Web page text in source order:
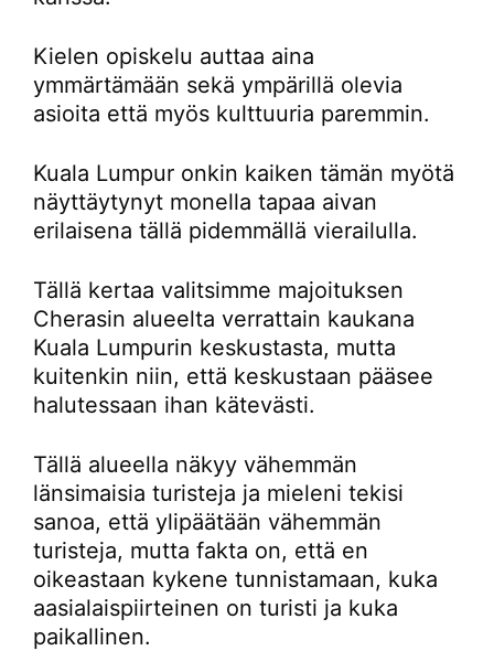
Kielen opiskelu auttaa aina
ymmärtämään sekä ympärillä olevia
asioita että myös kulttuuria paremmin.
Kuala Lumpur onkin kaiken tämän myötä
näyttäytynyt monella tapaa aivan
erilaisena tällä pidemmällä vierailulla.
Tällä kertaa valitsimme majoituksen
Cherasin alueelta verrattain kaukana
Kuala Lumpurin keskustasta, mutta
kuitenkin niin, että keskustaan pääsee
halutessaan ihan kätevästi.
Tällä alueella näkyy vähemmän
länsimaisia turisteja ja mieleni tekisi
sanoa, että ylipäätään vähemmän
turisteja, mutta fakta on, että en
oikeastaan kykene tunnistamaan, kuka
aasialaispiirteinen on turisti ja kuka
paikallinen.